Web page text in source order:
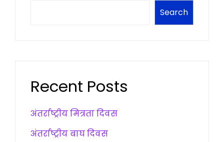
Search
Recent Posts
अंतर्राष्ट्रीय मित्रता दिवस
अंतर्राष्ट्रीय बाघ दिवस